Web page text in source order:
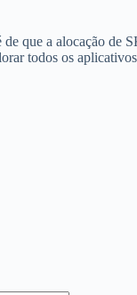
que a alocação de
todos os